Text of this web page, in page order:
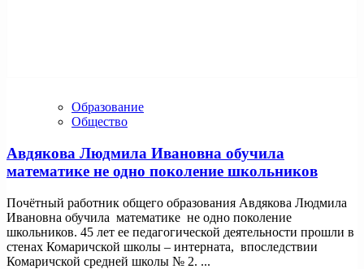
Образование
Общество
Авдякова Людмила Ивановна обучила
математике не одно поколение школьников
Почётный работник общего образования Авдякова Людмила
Ивановна обучила математике не одно поколение
школьников. 45 лет ее педагогической деятельности прошли в
стенах Комаричской школы – интерната, впоследствии
Комаричской средней школы № 2. ...